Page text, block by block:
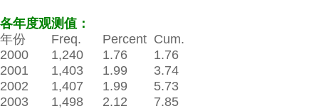
各年度观测值：
年份
Freq. Percent Cum.
2000
1,240 1.76
1.76
2001
1,403 1.99
3.74
2002
1,407 1.99
5.73
2003
1,498 2.12
7.85